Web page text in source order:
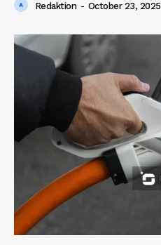
Redaktion - October 23, 2025